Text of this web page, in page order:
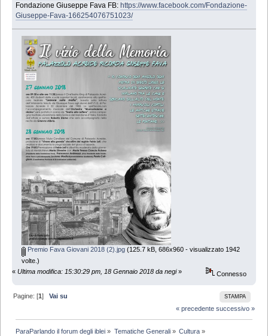
Fondazione Giuseppe Fava FB:https://www.facebook.com/Fondazione-
Giuseppe-Fava-166254076751023/
Premio Fava Giovani 2018 (2).jpg(125.7 kB, 686x960 - visualizzato 1942
volte.)
« Ultima modifica: 15:30:29 pm, 18 Gennaio 2018 da negi» Connesso
STAMPA
Pagine: [1]Vai su
« precedente successivo »
ParaParlando il forum degli iblei » Tematiche Generali» Cultura»